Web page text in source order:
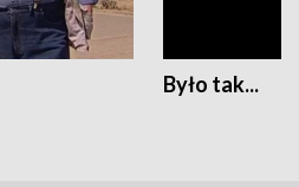
Było tak...